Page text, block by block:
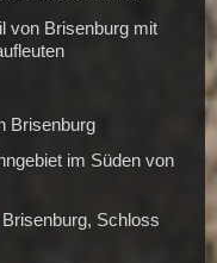
von Brisenburg mit
Brisenburg
im Süden von
Schloss